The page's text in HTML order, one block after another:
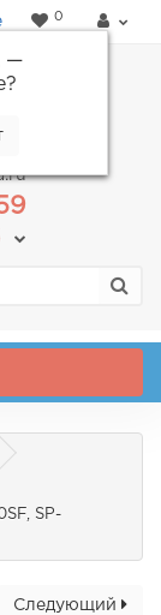
—
?
0
SP-
Следующий